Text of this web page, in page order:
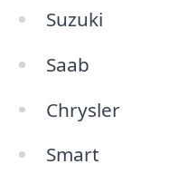
Suzuki
Saab
Chrysler
Smart